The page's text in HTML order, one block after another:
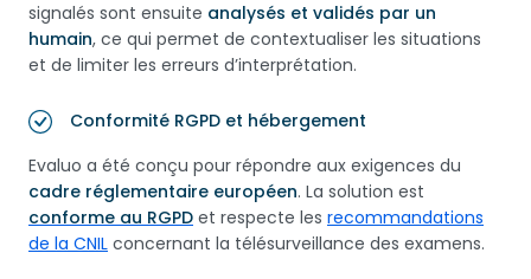
signalés sont ensuite analysés et validés par un
humain, ce qui permet de contextualiser les situations
et de limiter les erreurs d’interprétation.
Conformité RGPD et hébergement
Evaluo a été conçu pour répondre aux exigences du
cadre réglementaire européen. La solution est
conforme au RGPD et respecte les recommandations
de la CNIL concernant la télésurveillance des examens.